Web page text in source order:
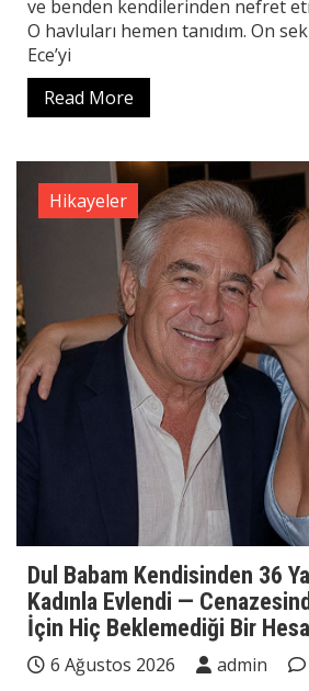
ve benden kendilerinden nefret
O havluları hemen tanıdım. On
Ece’yi
Read More
Hikayeler
Dul Babam Kendisinden 36
Kadınla Evlendi —
İçin Hiç Beklemediği Bir
6 Ağustos 2026 admin